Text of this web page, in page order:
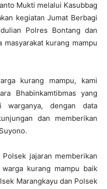
Mukti melalui Kasubbag
kegiatan Jumat Berbagi
Polres Bontang dan
masyarakat kurang mampu
kurang mampu, kami
Bhabinkamtibmas yang
warganya, dengan data
dan memberikan
jajaran memberikan
kurang mampu baik
Marangkayu dan Polsek